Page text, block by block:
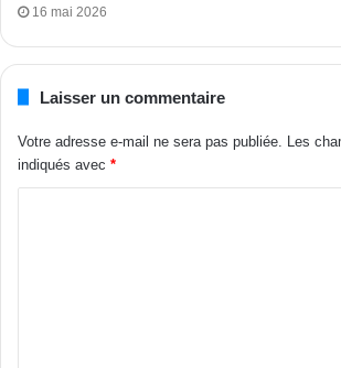
16 mai 2026
Laisser un commentaire
Votre adresse e-mail ne sera pas publiée.
Les
indiqués avec *